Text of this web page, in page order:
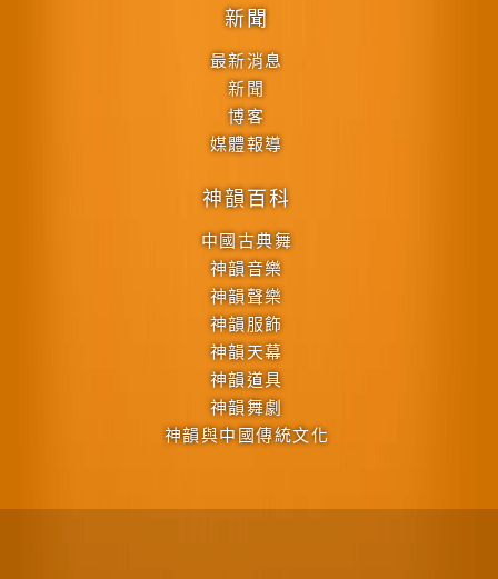
新聞
最新消息
新聞
博客
媒體報導
神韻百科
中國古典舞
神韻音樂
神韻聲樂
神韻服飾
神韻天幕
神韻道具
神韻舞劇
神韻與中國傳統文化